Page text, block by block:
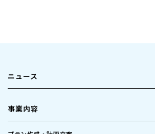
ニュース
事業内容